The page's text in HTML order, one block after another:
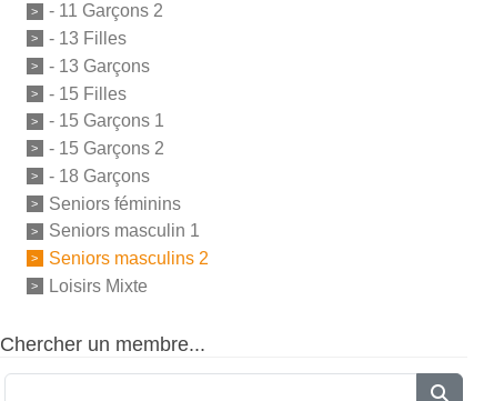
- 11 Garçons 2
- 13 Filles
- 13 Garçons
- 15 Filles
- 15 Garçons 1
- 15 Garçons 2
- 18 Garçons
Seniors féminins
Seniors masculin 1
Seniors masculins 2
Loisirs Mixte
Chercher un membre...